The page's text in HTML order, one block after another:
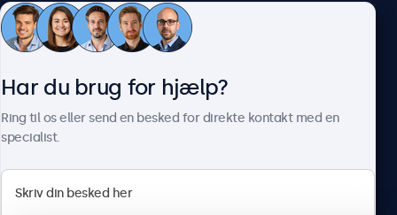
Kundeservice
Har du brug for hjælp?
Ring til os eller send en besked for direkte kontakt med en
specialist.